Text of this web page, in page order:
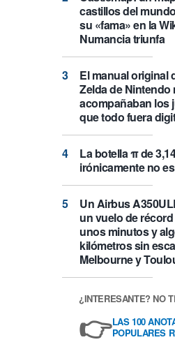
castillos del
su «fama» en la
Numancia triunfa
El manual original
Zelda de
acompañaban los
que todo fuera
La botella π de
irónicamente no
Un Airbus
un vuelo de
unos minutos y
kilómetros sin
Melbourne y
¿INTERESANTE? NO
👉LAS 100
POPULARES